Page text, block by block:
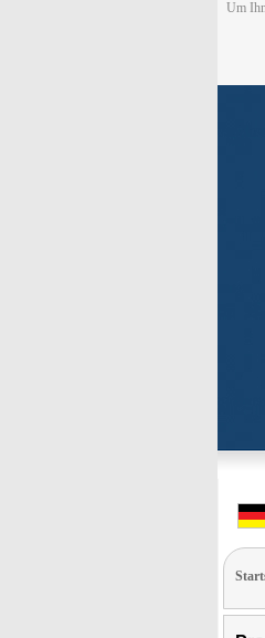
Um